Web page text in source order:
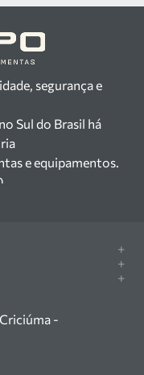
segurança e
Sul do Brasil há
e equipamentos.
Brasil. Com sede em
amplo portfólio de
parceiros e
+
+
+
-